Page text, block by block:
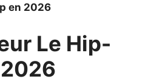
en 2026
Le Hip-